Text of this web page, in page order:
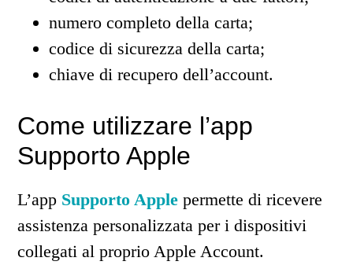
numero completo della carta;
codice di sicurezza della carta;
chiave di recupero dell’account.
Come utilizzare l’app
Supporto Apple
L’app Supporto Apple permette di ricevere
assistenza personalizzata per i dispositivi
collegati al proprio Apple Account.